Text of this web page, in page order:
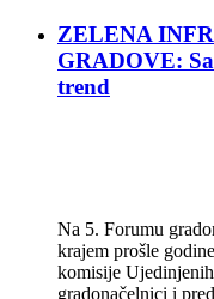
ZELENA
GRADOVE:
trend
Na 5. Forumu
krajem prošle
komisije
gradonačelnici i